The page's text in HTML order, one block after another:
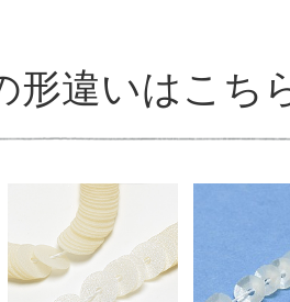
形違いはこち